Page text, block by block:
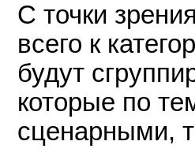
С точки
всего к
будут
которые по
сценарными,